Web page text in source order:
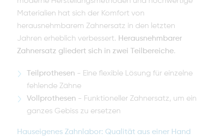
Materialien hat sich der Komfort von
herausnehmbarem Zahnersatz in den letzten
Jahren erheblich verbessert. Herausnehmbarer
Zahnersatz gliedert sich in zwei Teilbereiche.
Teilprothesen - Eine flexible Lösung für einzelne
fehlende Zähne
Vollprothesen - Funktioneller Zahnersatz, um ein
ganzes Gebiss zu ersetzen
Hauseigenes Zahnlabor: Qualität aus einer Hand